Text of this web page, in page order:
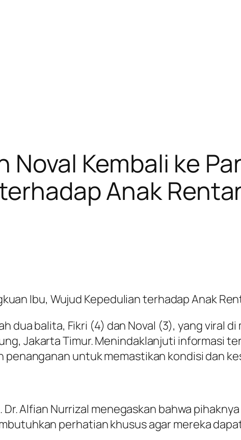
Noval Kembali ke
Anak
Ibu, Wujud Kepedulian terhadap Anak
dua balita, Fikri (4) dan Noval (3), yang viral
Jakarta Timur. Menindaklanjuti informasi
penanganan untuk memastikan kondisi dan
Alfian Nurrizal menegaskan bahwa
perhatian khusus agar mereka